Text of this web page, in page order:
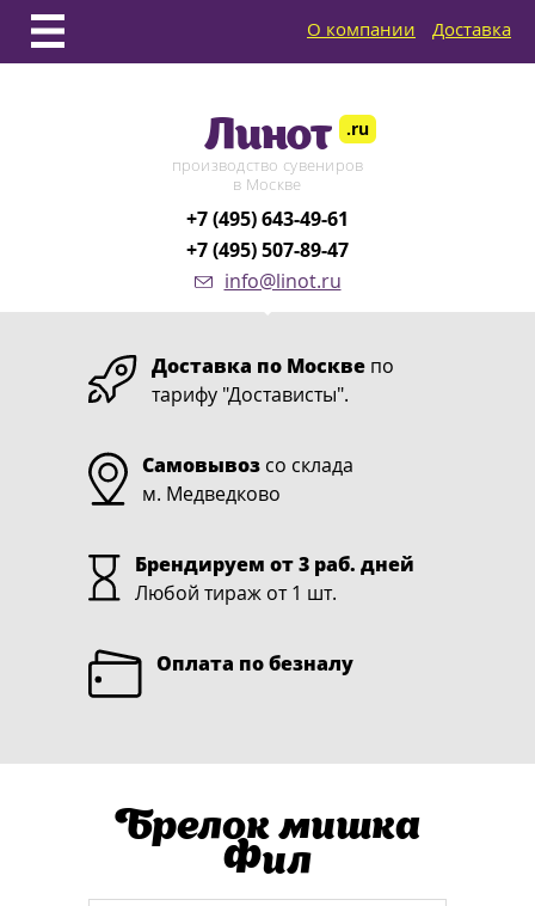
О компании Доставка
Линот .ru
производство сувениров
в Москве
+7 (495) 643-49-61
+7 (495) 507-89-47
info@linot.ru
Доставка по Москве по
тарифу "Достависты".
Самовывоз со склада
м. Медведково
Брендируем от 3 раб. дней
Любой тираж от 1 шт.
Оплата по безналу
Брелок мишка
Фил